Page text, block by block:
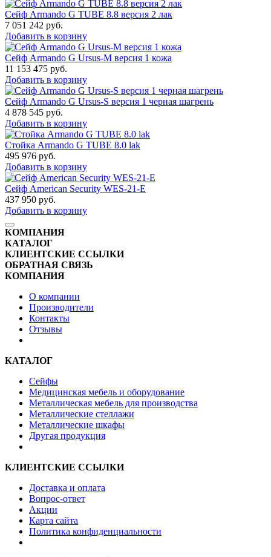
Сейф Armando G TUBE 8.8 версия 2 лак
7 051 242 руб.
Добавить в корзину
Сейф Armando G Ursus-M версия 1 кожа
11 153 475 руб.
Добавить в корзину
Сейф Armando G Ursus-S версия 1 черная шагрень
4 878 545 руб.
Добавить в корзину
Стойка Armando G TUBE 8.0 lak
495 976 руб.
Добавить в корзину
Сейф American Security WES-21-E
437 950 руб.
Добавить в корзину
КОМПАНИЯ
КАТАЛОГ
КЛИЕНТСКИЕ ССЫЛКИ
ОБРАТНАЯ СВЯЗЬ
КОМПАНИЯ
О компании
Производители
Контакты
Отзывы
КАТАЛОГ
Сейфы
Медицинская мебель и оборудование
Металлическая мебель для производства
Металлические стеллажи
Металлические шкафы
Другая продукция
КЛИЕНТСКИЕ ССЫЛКИ
Доставка и оплата
Вопрос-ответ
Акции
Карта сайта
Политика конфиденциальности